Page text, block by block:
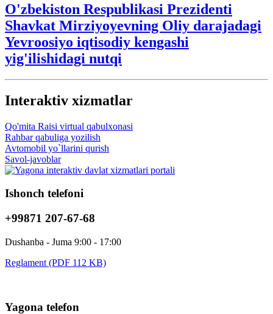
O'zbekiston Respublikasi Prezidenti
Shavkat Mirziyoyevning Oliy darajadagi
Yevroosiyo iqtisodiy kengashi
yig'ilishidagi nutqi
Interaktiv xizmatlar
Qo'mita Raisi virtual qabulxonasi
Rahbar qabuliga yozilish
Avtomobil yo`llarini qurish
Savol-javoblar
Ishonch telefoni
+99871 207-67-68
Dushanba - Juma 9:00 - 17:00
Reglament (PDF 112 KB)
Yagona telefon